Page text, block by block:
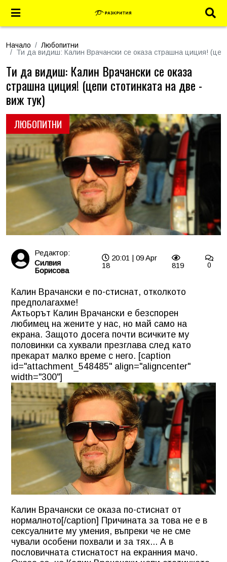
Начало
Любопитни
Ти да видиш: Калин Врачански се оказа страшна циция!
ЛЮБОПИТНИ
Ти да видиш: Калин Врачански се оказа
страшна циция! (цепи стотинката на две -
виж тук)
Редактор:
Силвия
Борисова
20:01 | 09 Apr
18
819 0
Калин Врачански е по-стиснат, отколкото
предполагахме!
Актьорът Калин Врачански е безспорен
любимец на жените у нас, но май само на
екрана. Защото досега почти всичките му
половинки са хуквали презглава след като
прекарат малко време с него. [caption
id="attachment_548485" align="aligncenter"
width="300"]
Калин Врачански се оказа по-стиснат от
нормалното[/caption] Причината за това не е в
сексуалните му умения, въпреки че не сме
чували особени похвали и за тях... А в
пословичната стиснатост на екранния мачо.